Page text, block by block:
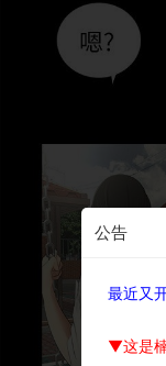
公告
最近又
▼这是